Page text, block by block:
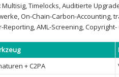
‌Multisig, Timelocks,​ Auditierte
On-Chain-Carbon-Accounting,
Reporting, AML-Screening,
+⁣ C2PA